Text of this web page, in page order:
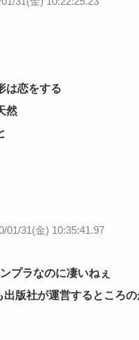
は恋をする
然
01/31(金) 10:35:41.97
プラなのに凄いねぇ
版社が運営するところ